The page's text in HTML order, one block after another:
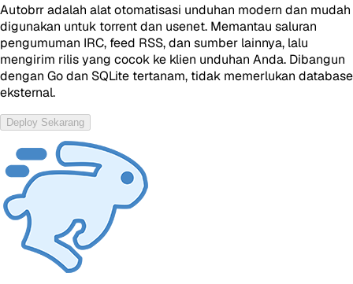
Autobrr adalah alat otomatisasi unduhan modern dan mudah
digunakan untuk torrent dan usenet. Memantau saluran
pengumuman IRC, feed RSS, dan sumber lainnya, lalu
mengirim rilis yang cocok ke klien unduhan Anda. Dibangun
dengan Go dan SQLite tertanam, tidak memerlukan database
eksternal.
Deploy Sekarang